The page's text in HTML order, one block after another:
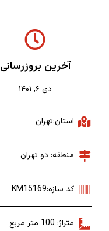
آخرین بروزرسانی
دی ۶, ۱۴۰۱
استان:تهران
منطقه: دو تهران
کد سازه:KM15169
متراژ: 100 متر مربع